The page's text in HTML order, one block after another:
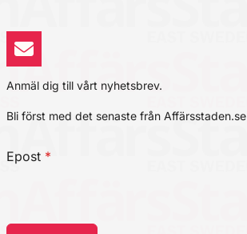
Anmäl dig till vårt nyhetsbrev.
Bli först med det senaste från Affärsstaden.se
Epost *